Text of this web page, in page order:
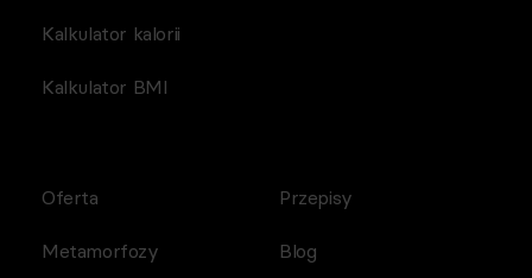
Kalkulator kalorii
Kalkulator BMI
Oferta
Metamorfozy
Przepisy
Blog